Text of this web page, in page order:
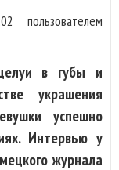
пользователем
в губы и
украшения
успешно
Интервью у
журнала